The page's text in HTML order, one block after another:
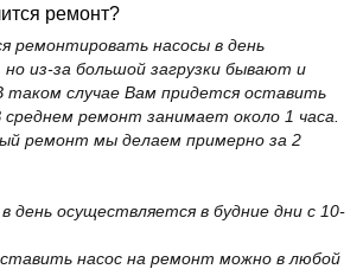
ремонт?
ремонтировать насосы в день
но из-за большой загрузки бывают и
таком случае Вам придется оставить
среднем ремонт занимает около 1 часа.
ремонт мы делаем примерно за 2
день осуществляется в будние дни с 10-
насос на ремонт можно в любой